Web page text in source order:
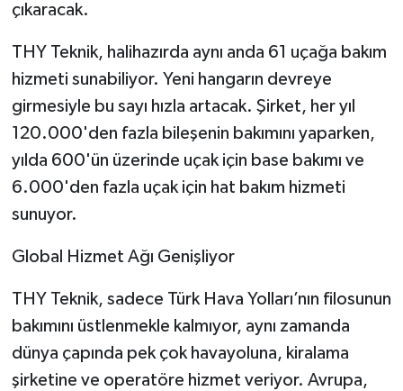
çıkaracak.
THY Teknik, halihazırda aynı anda 61 uçağa bakım
hizmeti sunabiliyor. Yeni hangarın devreye
girmesiyle bu sayı hızla artacak. Şirket, her yıl
120.000'den fazla bileşenin bakımını yaparken,
yılda 600'ün üzerinde uçak için base bakımı ve
6.000'den fazla uçak için hat bakım hizmeti
sunuyor.
Global Hizmet Ağı Genişliyor
THY Teknik, sadece Türk Hava Yolları’nın filosunun
bakımını üstlenmekle kalmıyor, aynı zamanda
dünya çapında pek çok havayoluna, kiralama
şirketine ve operatöre hizmet veriyor. Avrupa,